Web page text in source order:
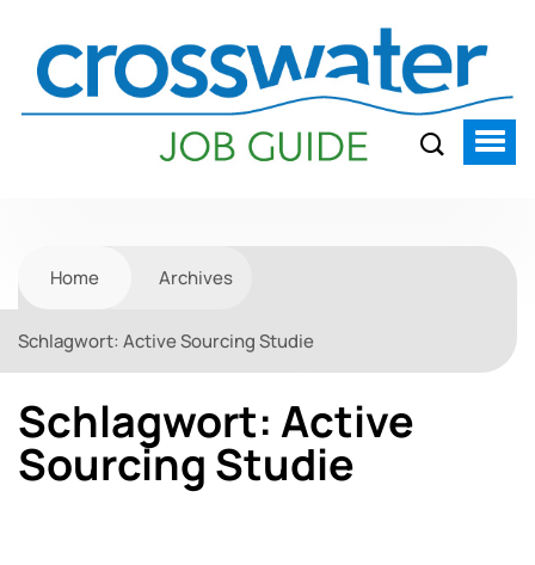
Home Archives
Schlagwort: Active Sourcing Studie
Schlagwort: Active
Sourcing Studie